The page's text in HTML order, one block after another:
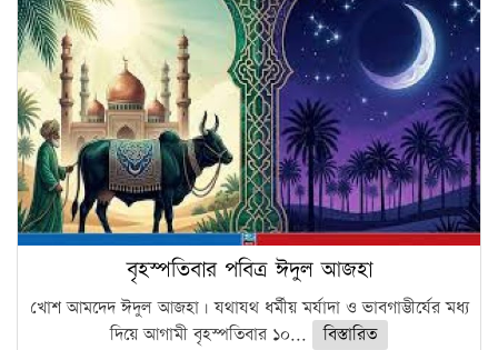
বৃহস্পতিবার পবিত্র ঈদুল আজহা
খোশ আমদেদ ঈদুল আজহা। যথাযথ ধর্মীয় মর্যাদা ও ভাবগাম্ভীর্যের মধ্য
দিয়ে আগামী বৃহস্পতিবার ১০...
বিস্তারিত